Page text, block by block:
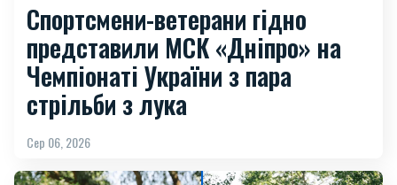
Спортсмени-ветерани гідно
представили МСК «Дніпро» на
Чемпіонаті України з пара
стрільби з лука
Сер 06, 2026